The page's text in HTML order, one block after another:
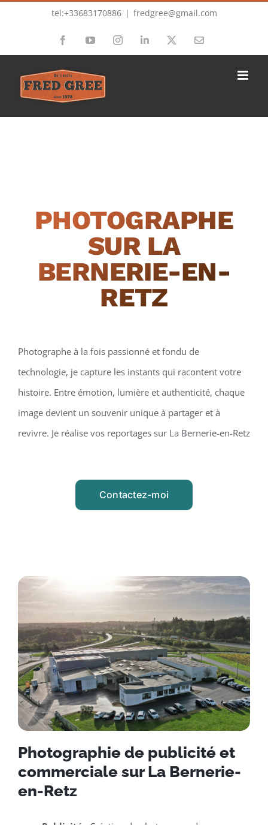
tel:+33683170886 | fredgree@gmail.com
FacebookYouTubeInstagramLinkedIn Email
PHOTOGRAPHE
SUR LA
BERNERIE-EN-
RETZ
Photographe à la fois passionné et fondu de
technologie, je capture les instants qui racontent votre
histoire. Entre émotion, lumière et authenticité, chaque
image devient un souvenir unique à partager et à
revivre. Je réalise vos reportages sur La Bernerie-en-Retz
Contactez-moi
Photographie de publicité et
commerciale sur La Bernerie-
en-Retz